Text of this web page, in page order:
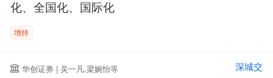
化、全国化、国际化
增持
华创证券 | 吴一凡,梁婉怡等 深城交